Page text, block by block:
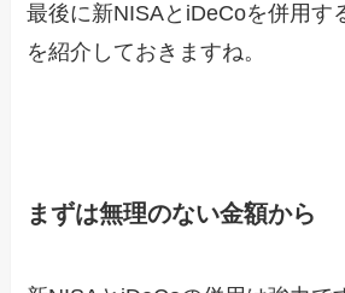
最後に新NISAとiDeCoを併用す
を紹介しておきますね。
まずは無理のない金額から